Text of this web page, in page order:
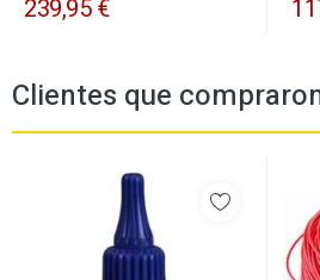
239,95 €
Clientes que